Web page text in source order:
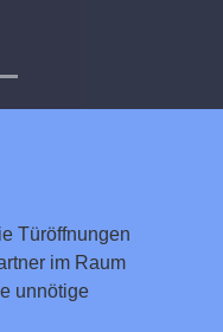
Türöffnungen
im Raum
unnötige